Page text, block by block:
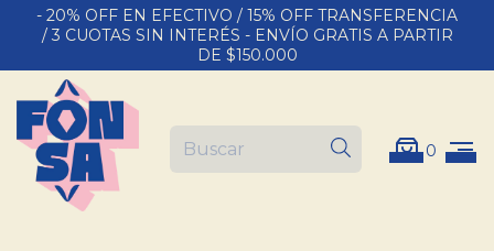
- 20% OFF EN EFECTIVO / 15% OFF TRANSFERENCIA
/ 3 CUOTAS SIN INTERÉS - ENVÍO GRATIS A PARTIR
DE $150.000
0